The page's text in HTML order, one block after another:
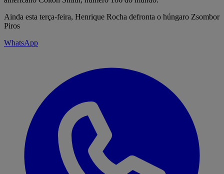
Ainda esta terça-feira, Henrique Rocha defronta o húngaro Zsombor
Piros
WhatsApp